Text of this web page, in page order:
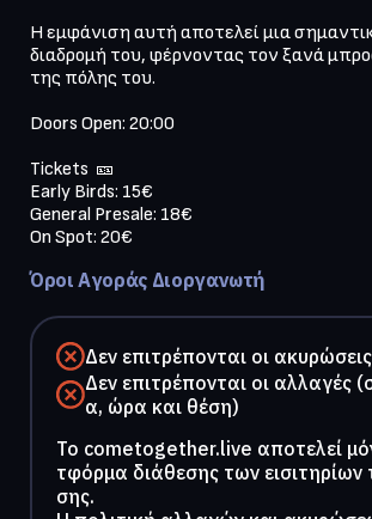
Η εμφάνιση αυτή αποτελεί μια
διαδρομή του, φέρνοντας τον ξανά
της πόλης του.
Doors Open: 20:00
Tickets  🎫
Early Birds: 15€
General Presale: 18€
On Spot: 20€
Όροι Αγοράς Διοργανωτή
Δεν επιτρέπονται οι ακυρώσεις
Δεν επιτρέπονται οι αλλαγές
α, ώρα και θέση)
To cometogether.live αποτελεί
τφόρμα διάθεσης των εισιτηρίων
σης.